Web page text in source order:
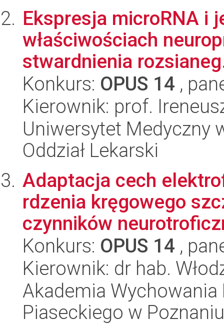
Ekspresja microRNA i
właściwościach
stwardnienia
Konkurs: OPUS 14 ,
Kierownik: prof.
Uniwersytet Medyczny
Oddział Lekarski
Adaptacja cech
rdzenia kręgowego
czynników
Konkurs: OPUS 14 ,
Kierownik: dr hab.
Akademia
Piaseckiego w